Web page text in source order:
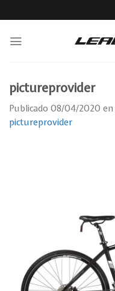
to
pictureprovider
Publicado 08/04/2020 en
pictureprovider